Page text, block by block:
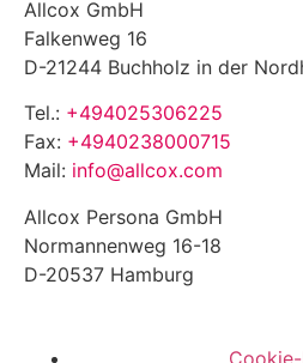
Allcox GmbH
Falkenweg 16
D-21244 Buchholz in der
Tel.: +494025306225
Fax: +4940238000715
Mail: info@allcox.com
Allcox Persona GmbH
Normannenweg 16-18
D-20537 Hamburg